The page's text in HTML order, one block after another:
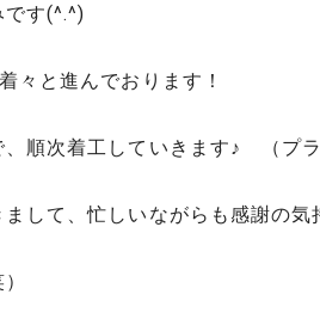
す(^.^)
々と進んでおります！
順次着工していきます♪ （プラ
して、忙しいながらも感謝の気